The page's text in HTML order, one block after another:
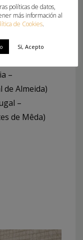
de Figueira
–
de Almeida)
–
de Mêda)
políticas de datos,
más información al
de Cookies.
Sí, Acepto